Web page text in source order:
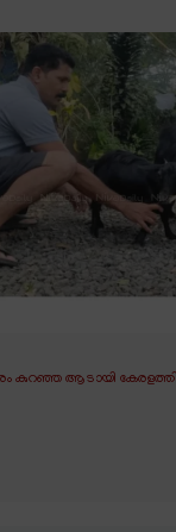
കുറഞ്ഞ ആടായി